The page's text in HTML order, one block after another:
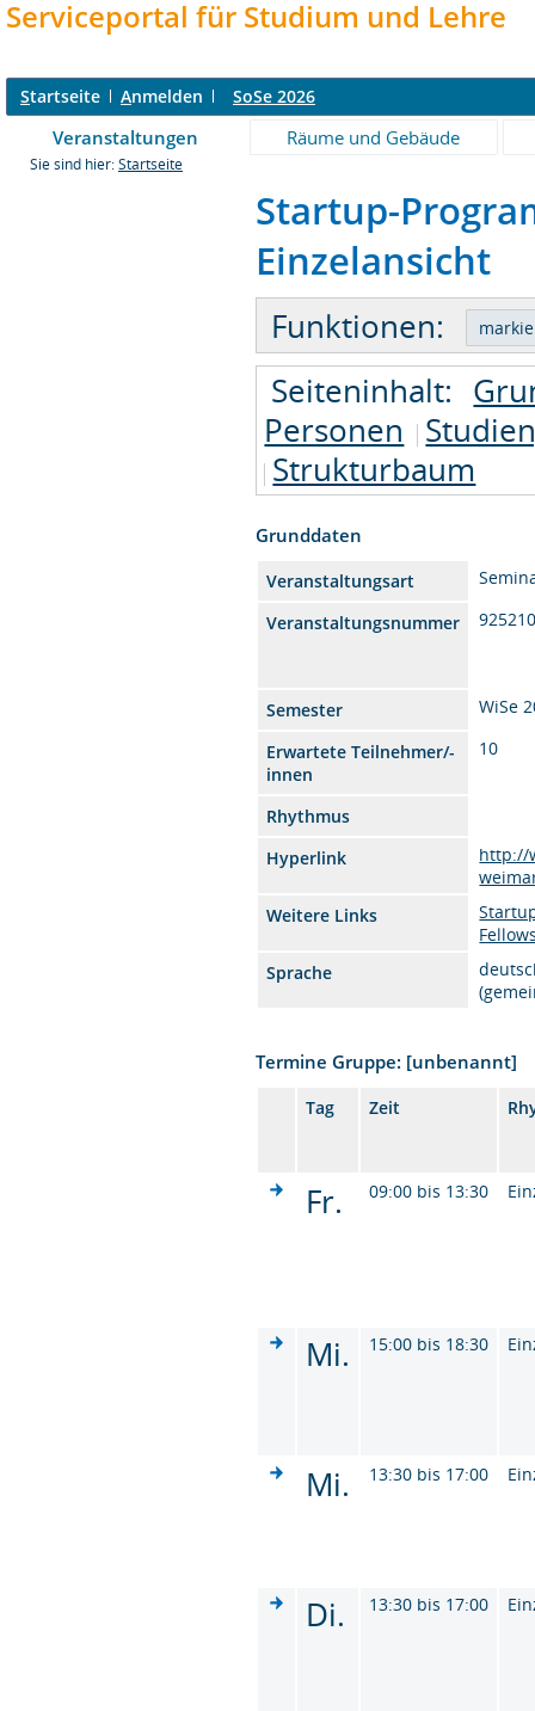
Serviceportal für Studium und Lehre
Startseite Anmelden SoSe 2026
Veranstaltungen Räume und Gebäude
Sie sind hier: Startseite
Startup-
Einzelansicht
Funktionen:
Seiteninhalt:
Personen
Strukturbaum
Grunddaten
Veranstaltungsart
Veranstaltungsnummer
Semester
WiSe
Erwartete Teilnehmer/-
innen
10
Rhythmus
Hyperlink
http://
Weitere Links
Sprache
Termine Gruppe: [unbenannt]
Tag Zeit
Fr. 09:00 bis 13:30
Mi. 15:00 bis 18:30
Mi. 13:30 bis 17:00
Di. 13:30 bis 17:00